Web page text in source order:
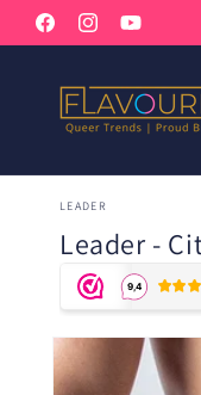
naar de
content
FacebookInstagramYouTube
LEADER
Leader -
Ga direct naar
productinformatie